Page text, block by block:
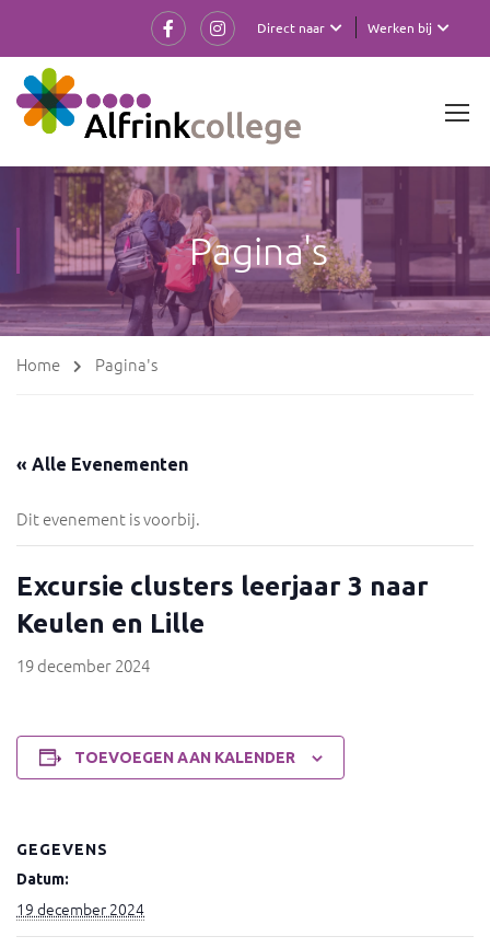
Werken bij
Direct naar
Pagina's
Home Pagina's
« Alle Evenementen
Dit evenement is voorbij.
Excursie clusters leerjaar 3 naar
Keulen en Lille
19 december 2024
TOEVOEGEN AAN KALENDER
GEGEVENS
Datum:
19 december 2024